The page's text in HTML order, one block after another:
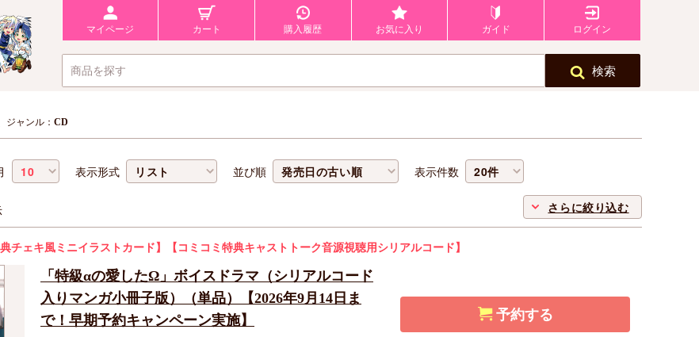
マイページ カート 購入履歴 お気に入り ガイド ログイン
検索
ジャンル： CD
表示形式 並び順 表示件数
さらに絞り込む
チェキ風ミニイラストカード】 【コミコミ特典キャストトーク音源視聴用シリアルコード】
「特級αの愛したΩ」ボイスドラマ（シリアルコード
入りマンガ小冊子版）（単品）【2026年9月14日ま
で！早期予約キャンペーン実施】
予約する